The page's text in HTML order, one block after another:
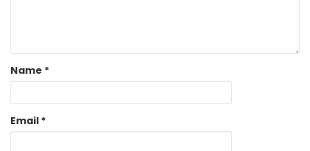
Name *
Email *